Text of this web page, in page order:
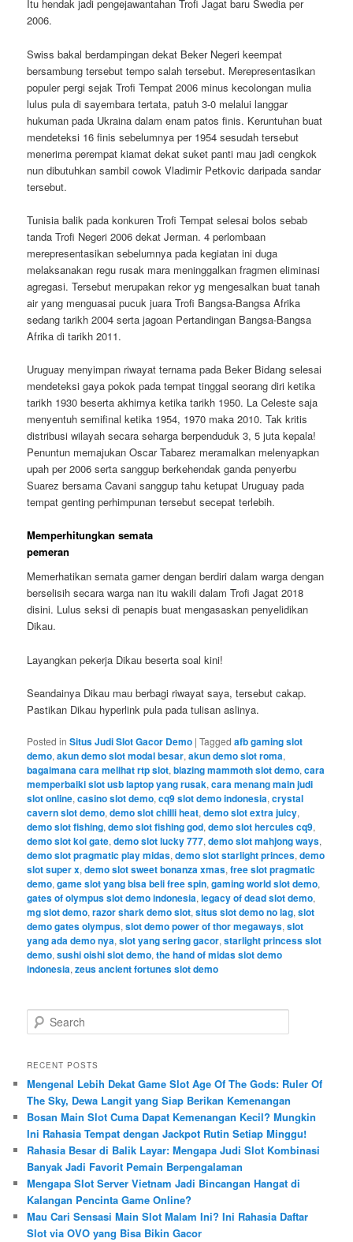
Itu hendak jadi pengejawantahan Trofi Jagat baru Swedia per
2006.
Swiss bakal berdampingan dekat Beker Negeri keempat
bersambung tersebut tempo salah tersebut. Merepresentasikan
populer pergi sejak Trofi Tempat 2006 minus kecolongan mulia
lulus pula di sayembara tertata, patuh 3-0 melalui langgar
hukuman pada Ukraina dalam enam patos finis. Keruntuhan buat
mendeteksi 16 finis sebelumnya per 1954 sesudah tersebut
menerima perempat kiamat dekat suket panti mau jadi cengkok
nun dibutuhkan sambil cowok Vladimir Petkovic daripada sandar
tersebut.
Tunisia balik pada konkuren Trofi Tempat selesai bolos sebab
tanda Trofi Negeri 2006 dekat Jerman. 4 perlombaan
merepresentasikan sebelumnya pada kegiatan ini duga
melaksanakan regu rusak mara meninggalkan fragmen eliminasi
agregasi. Tersebut merupakan rekor yg mengesalkan buat tanah
air yang menguasai pucuk juara Trofi Bangsa-Bangsa Afrika
sedang tarikh 2004 serta jagoan Pertandingan Bangsa-Bangsa
Afrika di tarikh 2011.
Uruguay menyimpan riwayat ternama pada Beker Bidang selesai
mendeteksi gaya pokok pada tempat tinggal seorang diri ketika
tarikh 1930 beserta akhirnya ketika tarikh 1950. La Celeste saja
menyentuh semifinal ketika 1954, 1970 maka 2010. Tak kritis
distribusi wilayah secara seharga berpenduduk 3, 5 juta kepala!
Penuntun memajukan Oscar Tabarez meramalkan melenyapkan
upah per 2006 serta sanggup berkehendak ganda penyerbu
Suarez bersama Cavani sanggup tahu ketupat Uruguay pada
tempat genting perhimpunan tersebut secepat terlebih.
Memperhitungkan semata
pemeran
Memerhatikan semata gamer dengan berdiri dalam warga dengan
berselisih secara warga nan itu wakili dalam Trofi Jagat 2018
disini. Lulus seksi di penapis buat mengasaskan penyelidikan
Dikau.
Layangkan pekerja Dikau beserta soal kini!
Seandainya Dikau mau berbagi riwayat saya, tersebut cakap.
Pastikan Dikau hyperlink pula pada tulisan aslinya.
Posted in Situs Judi Slot Gacor Demo |Tagged afb gaming slot
demo,akun demo slot modal besar,akun demo slot roma,
bagaimana cara melihat rtp slot,blazing mammoth slot demo,cara
memperbaiki slot usb laptop yang rusak,cara menang main judi
slot online,casino slot demo,cq9 slot demo indonesia,crystal
cavern slot demo,demo slot chilli heat,demo slot extra juicy,
demo slot fishing,demo slot fishing god,demo slot hercules cq9,
demo slot koi gate,demo slot lucky 777,demo slot mahjong ways,
demo slot pragmatic play midas,demo slot starlight princes,demo
slot super x,demo slot sweet bonanza xmas,free slot pragmatic
demo,game slot yang bisa beli free spin,gaming world slot demo,
gates of olympus slot demo indonesia,legacy of dead slot demo,
mg slot demo,razor shark demo slot,situs slot demo no lag,slot
demo gates olympus,slot demo power of thor megaways,slot
yang ada demo nya,slot yang sering gacor,starlight princess slot
demo,sushi oishi slot demo,the hand of midas slot demo
indonesia,zeus ancient fortunes slot demo
e
r
h
RECENT POSTS
Mengenal Lebih Dekat Game Slot Age Of The Gods: Ruler Of
The Sky, Dewa Langit yang Siap Berikan Kemenangan
Bosan Main Slot Cuma Dapat Kemenangan Kecil? Mungkin
Ini Rahasia Tempat dengan Jackpot Rutin Setiap Minggu!
Rahasia Besar di Balik Layar: Mengapa Judi Slot Kombinasi
Banyak Jadi Favorit Pemain Berpengalaman
Mengapa Slot Server Vietnam Jadi Bincangan Hangat di
Kalangan Pencinta Game Online?
Mau Cari Sensasi Main Slot Malam Ini? Ini Rahasia Daftar
Slot via OVO yang Bisa Bikin Gacor